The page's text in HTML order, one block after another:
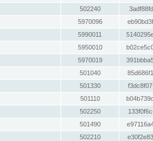
502240
5970096
5990011
5950010
5970019
501040
501330
501110
502250
501490
502210